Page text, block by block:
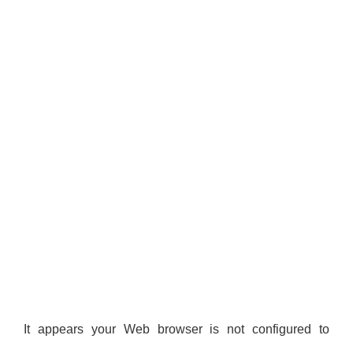
It appears your Web browser is not configured to